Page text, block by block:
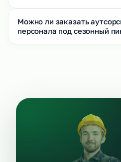
Можно ли заказать
персонала под сезонный